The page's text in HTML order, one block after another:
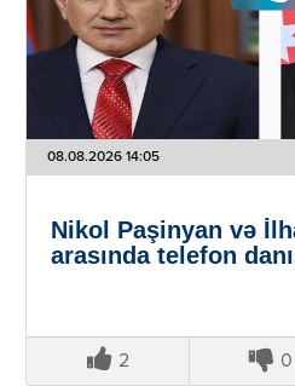
08.08.2026 14:05
Nikol Paşinyan və
arasında telefon
2 0